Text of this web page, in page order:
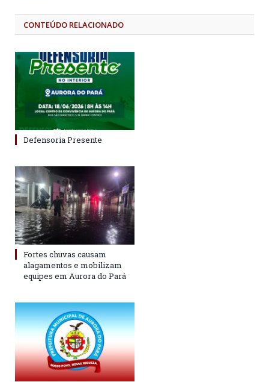
CONTEÚDO RELACIONADO
Defensoria Presente
Fortes chuvas causam
alagamentos e mobilizam
equipes em Aurora do Pará